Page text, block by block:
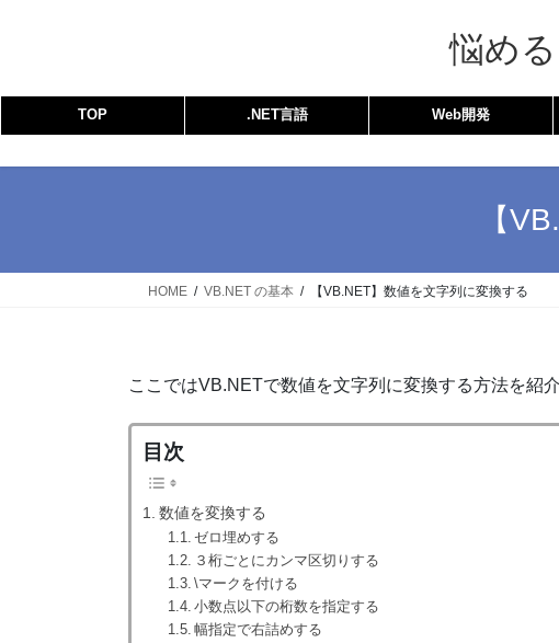
ス
ン
悩め
TOP .NET言語 Web開発
【
HOME VB.NET の基本 【VB.NET】数値を文字列に変換する
ここではVB.NETで数値を文字列に変換する方法を紹介
目次
数値を変換する
ゼロ埋めする
３桁ごとにカンマ区切りする
\マークを付ける
小数点以下の桁数を指定する
幅指定で右詰めする